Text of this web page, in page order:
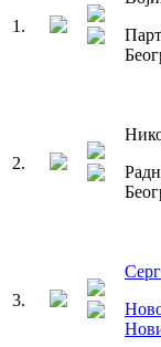
1 .
2.
3.